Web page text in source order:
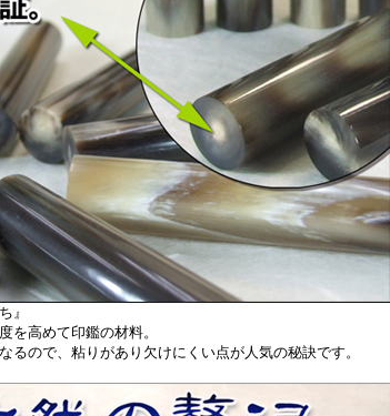
』
を高めて印鑑の材料。
るので、粘りがあり欠けにくい点が人気の秘訣です。